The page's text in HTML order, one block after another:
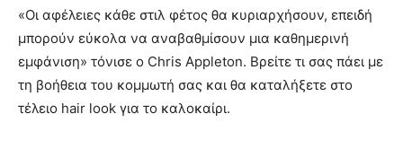
«Οι αφέλειες κάθε στιλ φέτος θα κυριαρχήσουν, επειδή
μπορούν εύκολα να αναβαθμίσουν μια καθημερινή
εμφάνιση» τόνισε ο Chris Appleton. Βρείτε τι σας πάει με
τη βοήθεια του κομμωτή σας και θα καταλήξετε στο
τέλειο hair look για το καλοκαίρι.